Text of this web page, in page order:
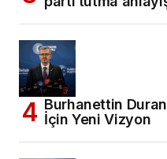
Burhanettin
İçin Yeni Vizyon